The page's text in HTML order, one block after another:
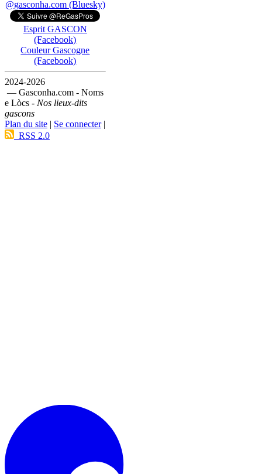
@gasconha.com (Bluesky)
Esprit GASCON
(Facebook)
Couleur Gascogne
(Facebook)
2024-2026
— Gasconha.com - Noms
e Lòcs - Nos lieux-dits
gascons
Plan du site | Se connecter|
RSS 2.0